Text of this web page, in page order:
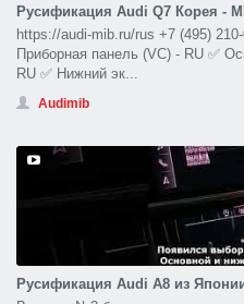
Русификация Audi Q7 Корея -
https://audi-mib.ru/rus +7 (495)
Приборная панель (VC) - RU ✅
RU ✅ Нижний эк...
Audimib
Русификация Audi A8 из